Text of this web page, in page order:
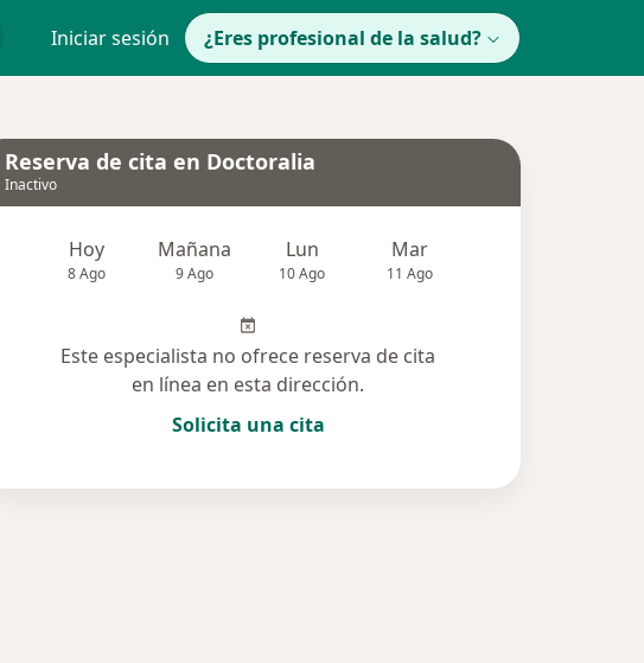
Iniciar sesión ¿Eres profesional de la salud?
Reserva de cita en Doctoralia
Inactivo
Hoy
8 Ago
Mañana
9 Ago
Lun
10 Ago
Mar
11 Ago
Este especialista no ofrece reserva de cita
en línea en esta dirección.
Solicita una cita